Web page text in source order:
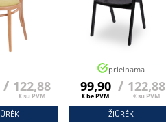
/ 122,88
€ su PVM
prieinama
99,90
€ be PVM
/ 122,88
€ su PVM
ŽIŪRĖK